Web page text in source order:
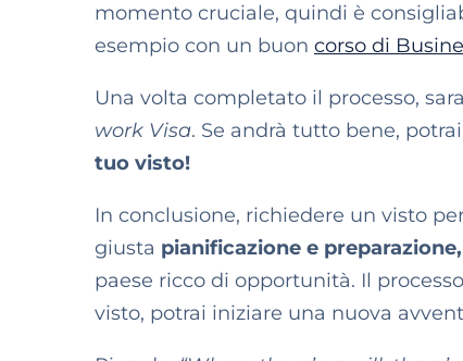
momento cruciale, quindi è
esempio con un buon corso di
Una volta completato il processo,
work Visa. Se andrà tutto bene, potrai
tuo visto!
In conclusione, richiedere un visto
giusta pianificazione e preparazione,
paese ricco di opportunità. Il
visto, potrai iniziare una nuova